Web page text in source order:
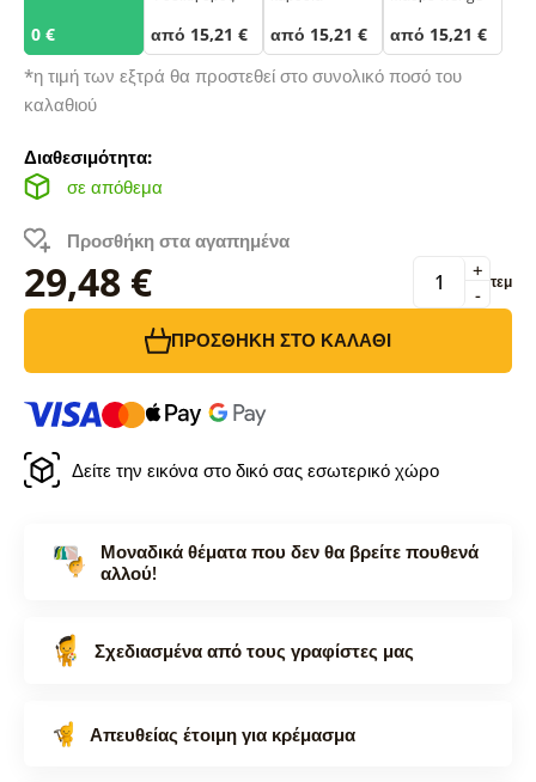
0 € από 15,21 € από 15,21 € από 15,21 €
*η τιμή των εξτρά θα προστεθεί στο συνολικό ποσό του
καλαθιού
Διαθεσιμότητα:
σε απόθεμα
Προσθήκη στα αγαπημένα
29,48 € -
+ τεμ
ΠΡΟΣΘΉΚΗ ΣΤΟ ΚΑΛΆΘΙ
Δείτε την εικόνα στο δικό σας εσωτερικό χώρο
Μοναδικά θέματα που δεν θα βρείτε πουθενά
αλλού!
Σχεδιασμένα από τους γραφίστες μας
Απευθείας έτοιμη για κρέμασμα